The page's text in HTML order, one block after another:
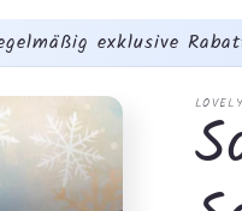
exklusive